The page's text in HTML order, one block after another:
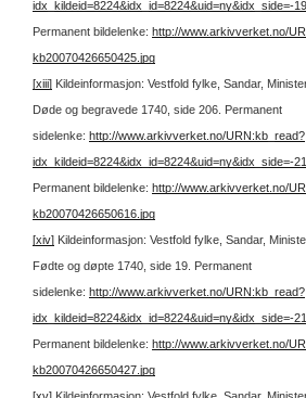
idx_kildeid=8224&idx_id=8224&uid=ny&idx_side=-19
Permanent bildelenke: http://www.arkivverket.no/
kb20070426650425.jpg
[xiii] Kildeinformasjon: Vestfold fylke, Sandar,
Døde og begravede 1740, side 206. Permanent
sidelenke: http://www.arkivverket.no/URN:kb_read?
idx_kildeid=8224&idx_id=8224&uid=ny&idx_side=-
Permanent bildelenke: http://www.arkivverket.no/
kb20070426650616.jpg
[xiv] Kildeinformasjon: Vestfold fylke, Sandar,
Fødte og døpte 1740, side 19. Permanent
sidelenke: http://www.arkivverket.no/URN:kb_read?
idx_kildeid=8224&idx_id=8224&uid=ny&idx_side=-21
Permanent bildelenke: http://www.arkivverket.no/
kb20070426650427.jpg